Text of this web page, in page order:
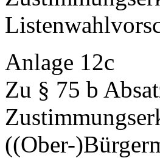
Anlage 12c
Zu § 75 b
((Ober-